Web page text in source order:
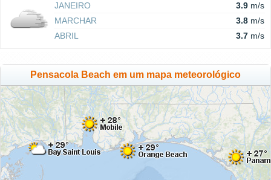
JANEIRO
3.9 m/s
MARCHAR
3.8 m/s
ABRIL
3.7 m/s
Pensacola Beach em um mapa meteorológico